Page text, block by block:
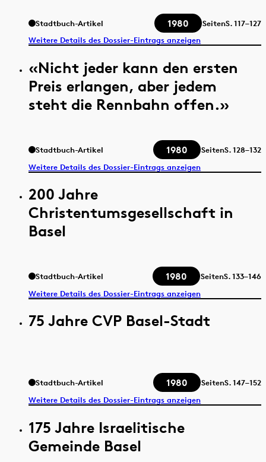
Stadtbuch-Artikel 1980 SeitenS.117–127
Weitere Details des Dossier-Eintrags anzeigen
«Nicht jeder kann den ersten
Preis erlangen, aber jedem
steht die Rennbahn offen.»
Stadtbuch-Artikel 1980 SeitenS.128–132
Weitere Details des Dossier-Eintrags anzeigen
200 Jahre
Christentumsgesellschaft in
Basel
Stadtbuch-Artikel 1980 SeitenS.133–146
Weitere Details des Dossier-Eintrags anzeigen
75 Jahre CVP Basel-Stadt
Stadtbuch-Artikel 1980 SeitenS.147–152
Weitere Details des Dossier-Eintrags anzeigen
175 Jahre Israelitische
Gemeinde Basel